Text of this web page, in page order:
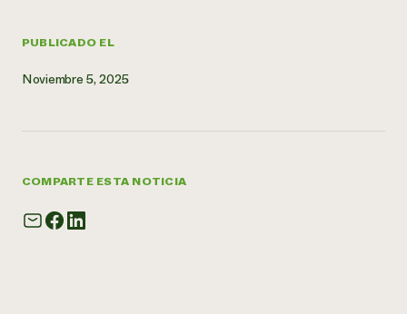
PUBLICADO EL
Noviembre 5, 2025
COMPARTE ESTA NOTICIA